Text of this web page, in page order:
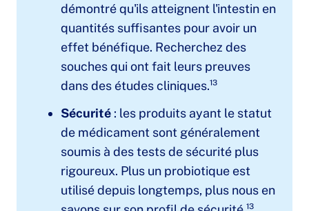
démontré qu'ils atteignent l'intestin en
quantités suffisantes pour avoir un
effet bénéfique. Recherchez des
souches qui ont fait leurs preuves
dans des études cliniques.¹³
Sécurité : les produits ayant le statut
de médicament sont généralement
soumis à des tests de sécurité plus
rigoureux. Plus un probiotique est
utilisé depuis longtemps, plus nous en